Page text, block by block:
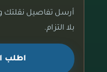
أرسل تفاصيل نقلتك
بلا التزام.
اطلب